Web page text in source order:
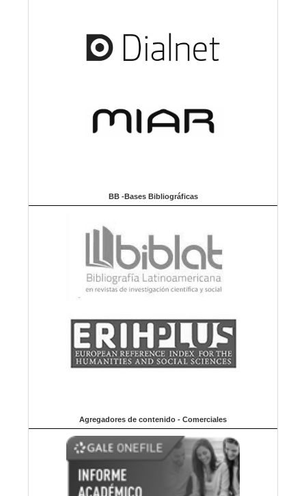
BB -Bases Bibliográficas
Agregadores de contenido - Comerciales